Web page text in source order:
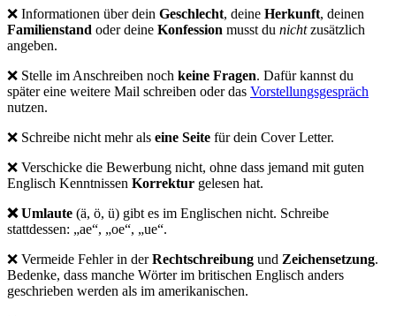
❌ Informationen über dein Geschlecht, deine Herkunft, deinen
Familienstand oder deine Konfession musst du nichtzusätzlich
angeben.
❌ Stelle im Anschreiben noch keine Fragen. Dafür kannst du
später eine weitere Mail schreiben oder das Vorstellungsgespräch
nutzen.
❌ Schreibe nicht mehr als eine Seite für dein Cover Letter.
❌ Verschicke die Bewerbung nicht, ohne dass jemand mit guten
Englisch Kenntnissen Korrektur gelesen hat.
❌ Umlaute (ä, ö, ü) gibt es im Englischen nicht. Schreibe
stattdessen: „ae“, „oe“, „ue“.
❌ Vermeide Fehler in derRechtschreibung und Zeichensetzung.
Bedenke, dass manche Wörter im britischen Englisch anders
geschrieben werden als im amerikanischen.